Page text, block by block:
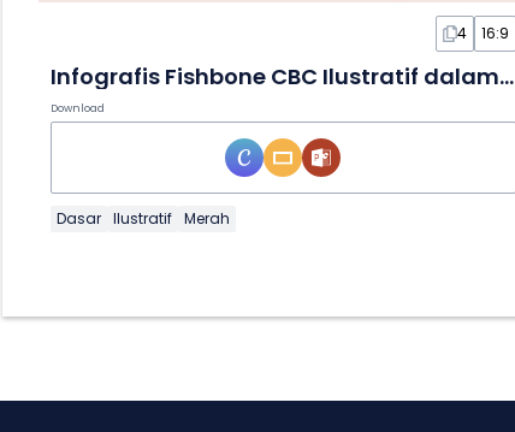
4 16:9
Infografis Fishbone CBC Ilustratif dalam Slide
Download
Dasar Ilustratif Merah